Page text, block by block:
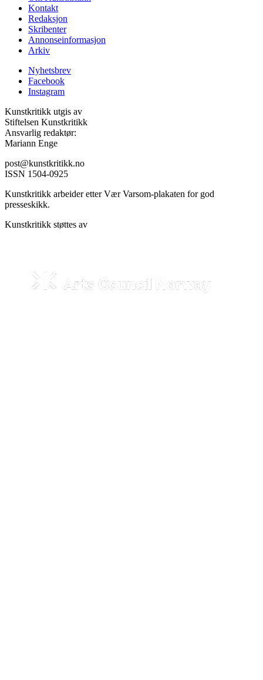
Kontakt
Redaksjon
Skribenter
Annonseinformasjon
Arkiv
Nyhetsbrev
Facebook
Instagram
Kunstkritikk utgis av
Stiftelsen Kunstkritikk
Ansvarlig redaktør:
Mariann Enge
post@kunstkritikk.no
ISSN 1504-0925
Kunstkritikk arbeider etter Vær Varsom-plakaten for god
presseskikk.
Kunstkritikk støttes av